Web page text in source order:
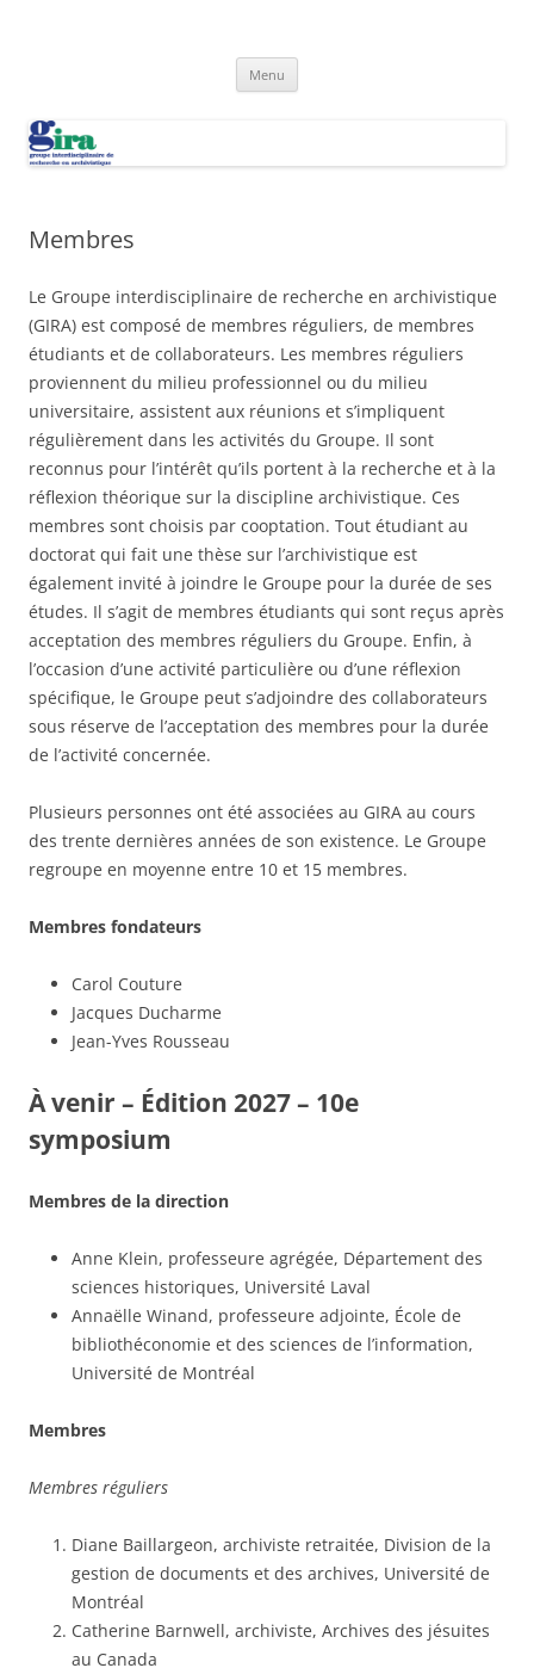
Menu
Membres
Le Groupe interdisciplinaire de recherche en archivistique
(GIRA) est composé de membres réguliers, de membres
étudiants et de collaborateurs. Les membres réguliers
proviennent du milieu professionnel ou du milieu
universitaire, assistent aux réunions et s’impliquent
régulièrement dans les activités du Groupe. Il sont
reconnus pour l’intérêt qu’ils portent à la recherche et à la
réflexion théorique sur la discipline archivistique. Ces
membres sont choisis par cooptation. Tout étudiant au
doctorat qui fait une thèse sur l’archivistique est
également invité à joindre le Groupe pour la durée de ses
études. Il s’agit de membres étudiants qui sont reçus après
acceptation des membres réguliers du Groupe. Enfin, à
l’occasion d’une activité particulière ou d’une réflexion
spécifique, le Groupe peut s’adjoindre des collaborateurs
sous réserve de l’acceptation des membres pour la durée
de l’activité concernée.
Plusieurs personnes ont été associées au GIRA au cours
des trente dernières années de son existence. Le Groupe
regroupe en moyenne entre 10 et 15 membres.
Membres fondateurs
Carol Couture
Jacques Ducharme
Jean-Yves Rousseau
À venir – Édition 2027 – 10e
symposium
Membres de la direction
Anne Klein, professeure agrégée, Département des
sciences historiques, Université Laval
Annaëlle Winand, professeure adjointe, École de
bibliothéconomie et des sciences de l’information,
Université de Montréal
Membres
Membres réguliers
Diane Baillargeon, archiviste retraitée, Division de la
gestion de documents et des archives, Université de
Montréal
Catherine Barnwell, archiviste, Archives des jésuites
au Canada